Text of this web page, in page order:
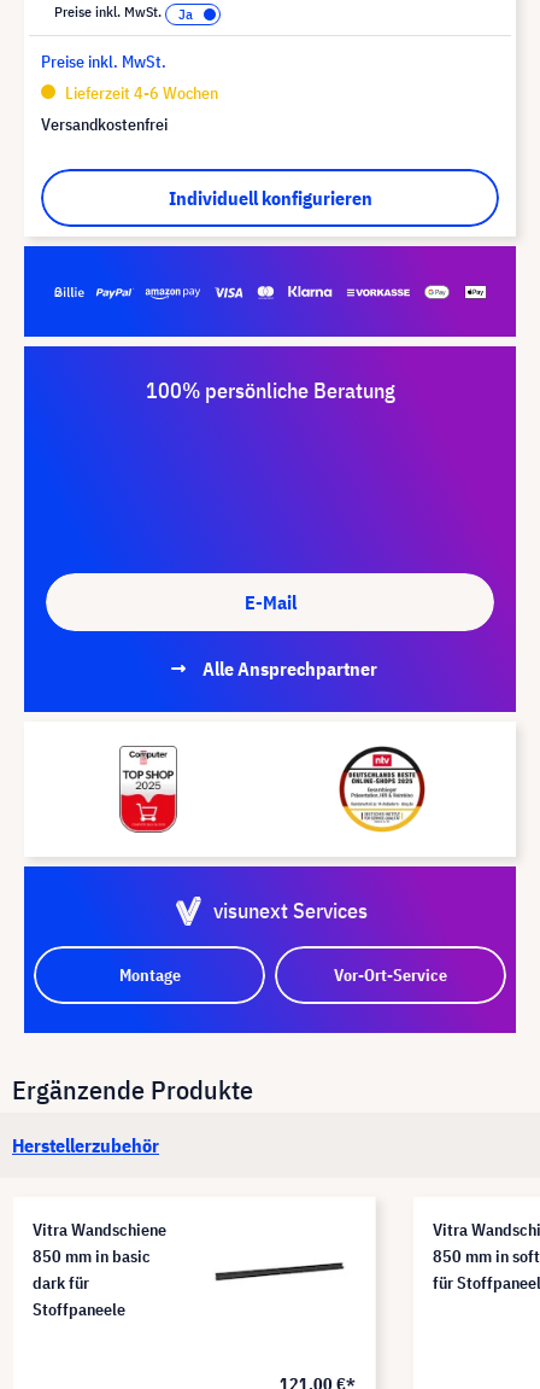
Preise inkl. MwSt.
Preise inkl. MwSt.
Lieferzeit 4-6 Wochen
Versandkostenfrei
Individuell konfigurieren
100% persönliche Beratung
E-Mail
Alle Ansprechpartner
visunext Services
Montage Vor-Ort-Service
Ergänzende Produkte
Herstellerzubehör
Vitra Wandschiene
850 mm in basic
dark für
Stoffpaneele
121,00 €*
Vitra
850 mm in
für